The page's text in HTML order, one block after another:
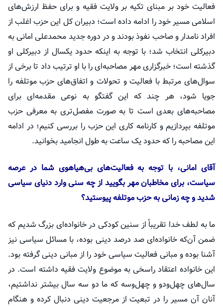
فعالیت خود بر مبنای تکیه بر ولایت فقیه و برای حفظ ارزش‌های
اسلامی مسیر خود را ادامه داده است؛ دبیران کل این حزب اغلب از
افراد نامدار و صاحب نفوذ بودند و در دوره جدید محمدعلی امانی به
دبیرکلی انتخاب شد؛ با توجه به اینکه حدود یکسال از دبیرکلی او
گذشته است؛ خبرگزاری مهر مصاحبه‌ای را با او ترتیب داد تا برخی از
سوال‌های مرتبط با فعالیت و تحولات و اتفاق‌های حزب موتلفه را
جویا شود، هر چند که این گفتگو به نوعی مقدمه‌ای برای
مصاحبه‌های بعدی است تا به صورت مفصل‌تری به معرفی حزب
موتلفه بپردازیم و کارنامه کاری این حزب را بررسی کنیم؛ در ادامه
این مصاحبه را که حدود یک ساعت به طول انجامید بخوانید.
آقای امانی، با توجه به فعالیت‌های بی‌هیاهوی شما در عرصه
سیاست، برای مخاطبان مهر بگویید از چه سنی وارد دنیای سیاسی
شدید و چه زمانی به حزب موتلفه پیوستید؟
ما به لطف خدا تقریباً از سنین کودکی در خانواده‌ای بزرگ شدیم که
ضمن آن‌که خانواده‌ای صد درصد دینی بوده، با مسائل سیاسی نیز
آشنا بوده و مبانی فعالیت سیاسی خود را از مبانی دینی گرفته بود.
این خانواده اعتقاد راسخی به موضوع ولایت فقیه داشته است. در
سال‌های چهل‌ودو و چهل‌وسه که ما دو سه سال بیشتر نداشتیم،
آنان آن مسیر را در تبعیت از مرجعیت دینی دنبال کرده و هنگام